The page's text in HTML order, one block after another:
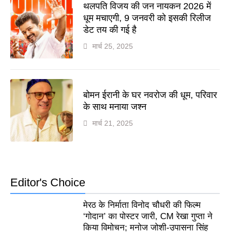
थलपति विजय की जन नायकन 2026 में
धूम मचाएगी, 9 जनवरी को इसकी रिलीज
डेट तय की गई है
मार्च 25, 2025
बोमन ईरानी के घर नवरोज की धूम, परिवार
के साथ मनाया जश्न
मार्च 21, 2025
Editor's Choice
मेरठ के निर्माता विनोद चौधरी की फिल्म
‘गोदान’ का पोस्टर जारी, CM रेखा गुप्ता ने
किया विमोचन; मनोज जोशी-उपासना सिंह